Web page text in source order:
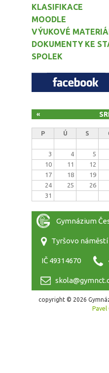
KLASIFIKACE
MOODLE
VÝUKOVÉ
DOKUMENTY KE
SPOLEK
«
P Ú S
3
4 5
10
11 12
17
18 19
24
25 26
31
Gymnázium
Tyršovo náměstí
IČ 49314670
copyright © 2026
Pavel